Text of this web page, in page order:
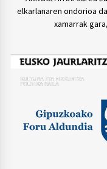
elkarlanaren ondorioa
xamarrak